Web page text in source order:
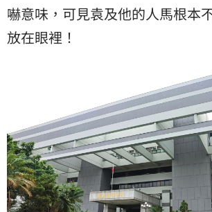
嚇意味，可見袁及他的人馬根本
放在眼裡！